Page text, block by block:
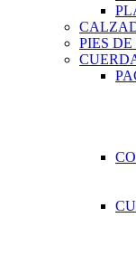
PIES DE